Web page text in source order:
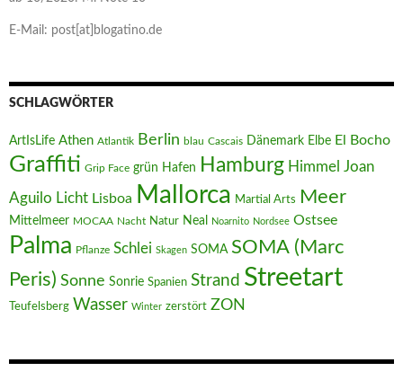
E-Mail: post[at]blogatino.de
SCHLAGWÖRTER
ArtIsLife Athen Atlantik Berlin blau Cascais Dänemark Elbe El Bocho
Graffiti Grip Face grün Hafen Hamburg Himmel Joan
Aguilo Licht Lisboa Mallorca Martial Arts Meer
Mittelmeer MOCAA Nacht Natur Neal Noarnito Nordsee Ostsee
Palma Pflanze Schlei Skagen SOMA SOMA (Marc
Peris) Sonne Sonrie Spanien Strand Streetart
Teufelsberg Wasser Winter zerstört ZON